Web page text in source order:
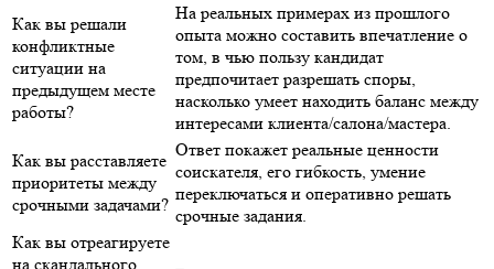
Как вы решали
конфликтные
ситуации на
предыдущем месте
работы?
На реальных примерах из прошлого
опыта можно составить впечатление о
том, в чью пользу кандидат
предпочитает разрешать споры,
насколько умеет находить баланс между
интересами клиента/салона/мастера.
Как вы расставляете
приоритеты между
срочными задачами?
Ответ покажет реальные ценности
соискателя, его гибкость, умение
переключаться и оперативно решать
срочные задания.
Как вы отреагируете
на скандального